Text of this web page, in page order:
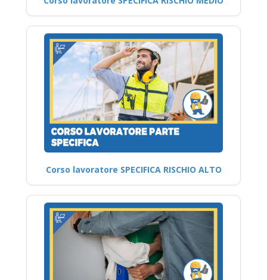
Corso lavoratore SPECIFICA RISCHIO ALTO